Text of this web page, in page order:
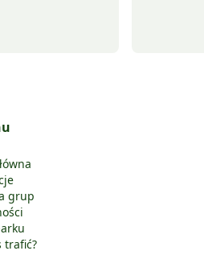
grup
trafić?